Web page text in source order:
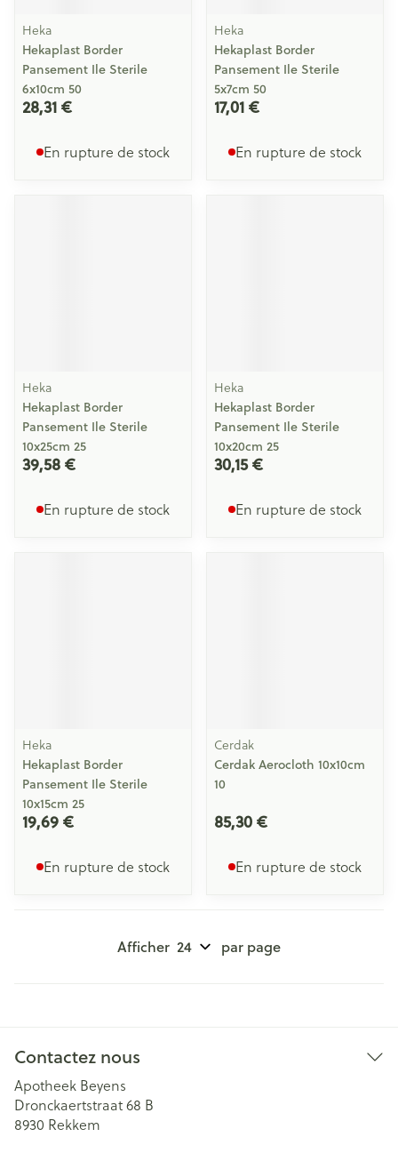
Heka
Hekaplast Border
Pansement Ile Sterile
6x10cm 50
28,31 €
En rupture de stock
Heka
Hekaplast Border
Pansement Ile Sterile
5x7cm 50
17,01 €
En rupture de stock
Heka
Hekaplast Border
Pansement Ile Sterile
10x25cm 25
39,58 €
En rupture de stock
Heka
Hekaplast Border
Pansement Ile Sterile
10x20cm 25
30,15 €
En rupture de stock
Heka
Hekaplast Border
Pansement Ile Sterile
10x15cm 25
19,69 €
En rupture de stock
Cerdak
Cerdak Aerocloth 10x10cm
10
85,30 €
En rupture de stock
Afficher par page
Contactez nous
Apotheek Beyens
Dronckaertstraat 68 B
8930 Rekkem